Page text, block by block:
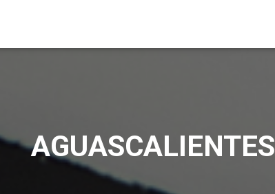
AGUASCALIENTES